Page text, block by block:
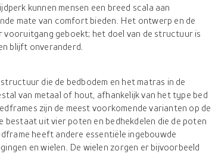
kunnen mensen een breed scala aan
mate van comfort bieden. Het ontwerp en de
vooruitgang geboekt; het doel van de structuur is
blijft onveranderd.
die de bedbodem en het matras in de
van metaal of hout, afhankelijk van het type bed
zijn de meest voorkomende varianten op de
bestaat uit vier poten en bedhekdelen die de poten
heeft andere essentiële ingebouwde
en wielen. De wielen zorgen er bijvoorbeeld